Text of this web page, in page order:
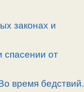
законах и
спасении от
время бедствий.